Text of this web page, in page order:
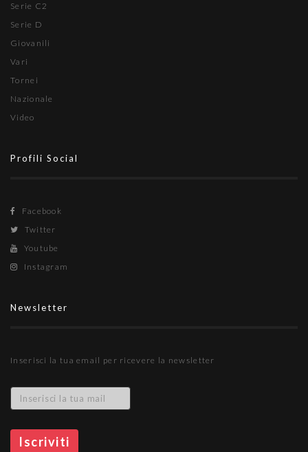
Serie C2
Serie D
Giovanili
Vari
Tornei
Nazionale
Video
Profili Social
Facebook
Twitter
Youtube
Instagram
Newsletter
Inserisci la tua email per ricevere la newsletter